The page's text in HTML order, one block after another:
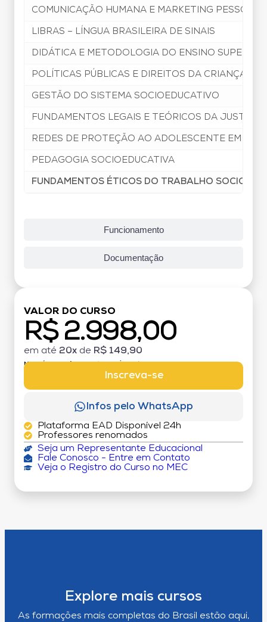
Funcionamento
Documentação
COMUNICAÇÃO HUMANA E MARKETING PESSOAL
LIBRAS – LÍNGUA BRASILEIRA DE SINAIS
DIDÁTICA E METODOLOGIA DO ENSINO SUPERIOR
POLÍTICAS PÚBLICAS E DIREITOS DA CRIANÇA E
GESTÃO DO SISTEMA SOCIOEDUCATIVO
FUNDAMENTOS LEGAIS E TEÓRICOS DA JUSTIÇA
REDES DE PROTEÇÃO AO ADOLESCENTE EM
PEDAGOGIA SOCIOEDUCATIVA
FUNDAMENTOS ÉTICOS DO TRABALHO
VALOR DO CURSO
R$ 2.998,00
em até 20x de R$ 149,90
MATRÍCULA:
Inscreva-se
Infos pelo WhatsApp
Plataforma EAD Disponível 24h
Professores renomados
Seja um Representante Educacional
Fale Conosco - Entre em Contato
Veja o Registro do Curso no MEC
Explore mais cursos
As formações mais completas do Brasil estão aqui,